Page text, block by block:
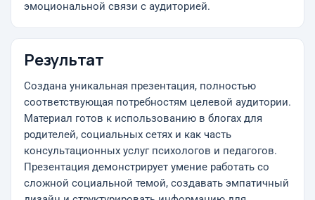
эмоциональной связи с аудиторией.
Результат
Создана уникальная презентация, полностью
соответствующая потребностям целевой аудитории.
Материал готов к использованию в блогах для
родителей, социальных сетях и как часть
консультационных услуг психологов и педагогов.
Презентация демонстрирует умение работать со
сложной социальной темой, создавать эмпатичный